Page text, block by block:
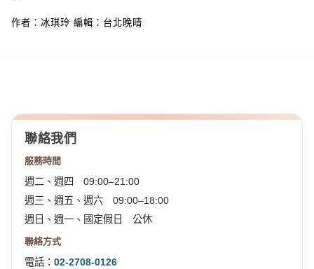
作者：冰琪玲 編輯：台北晚晴
聯絡我們
服務時間
週二、週四 09:00–21:00
週三、週五、週六 09:00–18:00
週日、週一、國定假日 公休
聯絡方式
電話： 02-2708-0126